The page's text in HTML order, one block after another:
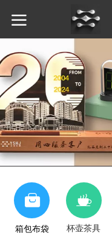
箱包布袋 杯壶茶具